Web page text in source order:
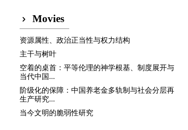
Movies
资源属性、政治正当性与权力结构
主干与树叶
空着的桌首：平等伦理的神学根基、制度展开与
当代中国...
阶级化的保障：中国养老金多轨制与社会分层再
生产研究...
当今文明的脆弱性研究